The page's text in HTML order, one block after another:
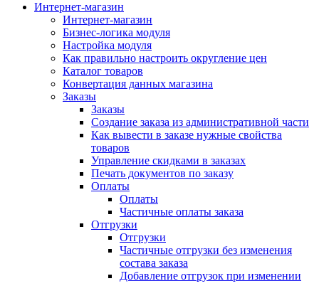
Интернет-магазин
Интернет-магазин
Бизнес-логика модуля
Настройка модуля
Как правильно настроить округление цен
Каталог товаров
Конвертация данных магазина
Заказы
Заказы
Создание заказа из административной части
Как вывести в заказе нужные свойства
товаров
Управление скидками в заказах
Печать документов по заказу
Оплаты
Оплаты
Частичные оплаты заказа
Отгрузки
Отгрузки
Частичные отгрузки без изменения
состава заказа
Добавление отгрузок при изменении